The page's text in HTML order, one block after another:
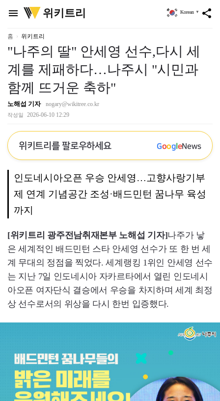
menu
위
키
리
위키트리 share
Korean ▼
홈 위키트리
"나주의 딸" 안세영 선수,다시 세
계를 제패하다…나주시 "시민과
함께 뜨거운 축하"
노해섭 기자 nogary@wikitree.co.kr
작성일 2026-06-10 12:29
위키트리를 팔로우하세요 GoogleNews
인도네시아오픈 우승 안세영…고향사랑기부
제 연계 기념공간 조성·배드민턴 꿈나무 육성
까지
[위키트리 광주전남취재본부 노해섭 기자]나주가 낳
은 세계적인 배드민턴 스타 안세영 선수가 또 한 번 세
계 무대의 정점을 찍었다. 세계랭킹 1위인 안세영 선수
는 지난 7일 인도네시아 자카르타에서 열린 인도네시
아오픈 여자단식 결승에서 우승을 차지하며 세계 최정
상 선수로서의 위상을 다시 한번 입증했다.